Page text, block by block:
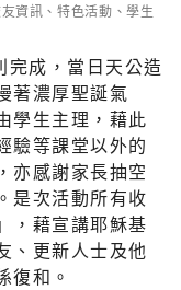
資訊 、特色活動 、學生
成，當日天公造
著濃厚聖誕氣
學生主理，藉此
驗等課堂以外的
亦感謝家長抽空
是次活動所有收
，藉宣講耶穌基
、更新人士及他
復和。